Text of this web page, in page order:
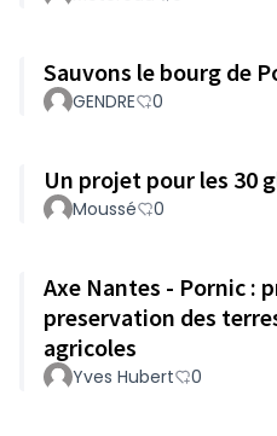
Sauvons le bourg de
GENDRE 0
Un projet pour les 30
Moussé 0
Axe Nantes - Pornic :
preservation des
agricoles
Yves Hubert 0